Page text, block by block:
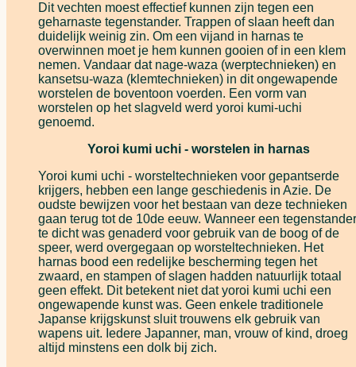
Dit vechten moest effectief kunnen zijn tegen een
geharnaste tegenstander. Trappen of slaan heeft dan
duidelijk weinig zin. Om een vijand in harnas te
overwinnen moet je hem kunnen gooien of in een klem
nemen. Vandaar dat nage-waza (werptechnieken) en
kansetsu-waza (klemtechnieken) in dit ongewapende
worstelen de boventoon voerden. Een vorm van
worstelen op het slagveld werd yoroi kumi-uchi
genoemd.
Yoroi kumi uchi - worstelen in harnas
Yoroi kumi uchi - worsteltechnieken voor gepantserde
krijgers, hebben een lange geschiedenis in Azie. De
oudste bewijzen voor het bestaan van deze technieken
gaan terug tot de 10de eeuw. Wanneer een tegenstander
te dicht was genaderd voor gebruik van de boog of de
speer, werd overgegaan op worsteltechnieken. Het
harnas bood een redelijke bescherming tegen het
zwaard, en stampen of slagen hadden natuurlijk totaal
geen effekt. Dit betekent niet dat yoroi kumi uchi een
ongewapende kunst was. Geen enkele traditionele
Japanse krijgskunst sluit trouwens elk gebruik van
wapens uit. Iedere Japanner, man, vrouw of kind, droeg
altijd minstens een dolk bij zich.